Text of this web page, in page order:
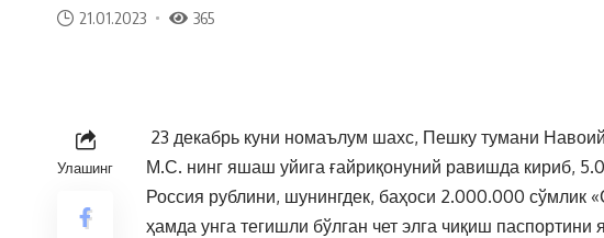
21.01.2023 365
Улашинг
23 декабрь куни номаълум шахс, Пешку тумани
М.С. нинг яшаш уйига ғайриқонуний равишда кириб,
Россия рублини, шунингдек, баҳоси 2.000.000 сўмлик
ҳамда унга тегишли бўлган чет элга чиқиш